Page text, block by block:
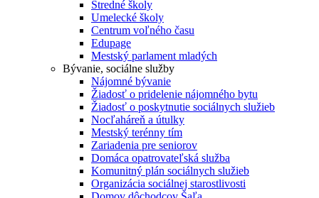
Stredné školy
Umelecké školy
Centrum voľného času
Edupage
Mestský parlament mladých
Bývanie, sociálne služby
Nájomné bývanie
Žiadosť o pridelenie nájomného bytu
Žiadosť o poskytnutie sociálnych služieb
Nocľaháreň a útulky
Mestský terénny tím
Zariadenia pre seniorov
Domáca opatrovateľská služba
Komunitný plán sociálnych služieb
Organizácia sociálnej starostlivosti